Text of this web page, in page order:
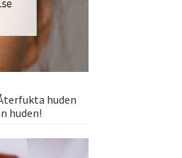
huden
huden!